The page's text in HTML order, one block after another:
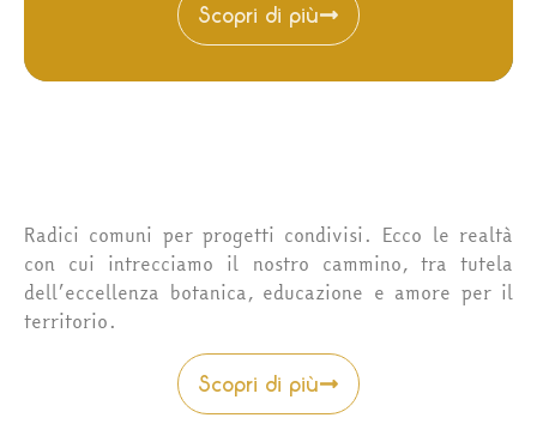
Scopri di più
Radici comuni per progetti condivisi. Ecco le realtà
con cui intrecciamo il nostro cammino, tra tutela
dell’eccellenza botanica, educazione e amore per il
territorio.
Scopri di più